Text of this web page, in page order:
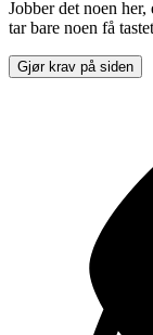
Jobber det noen
tar bare noen få
Gjør krav på siden